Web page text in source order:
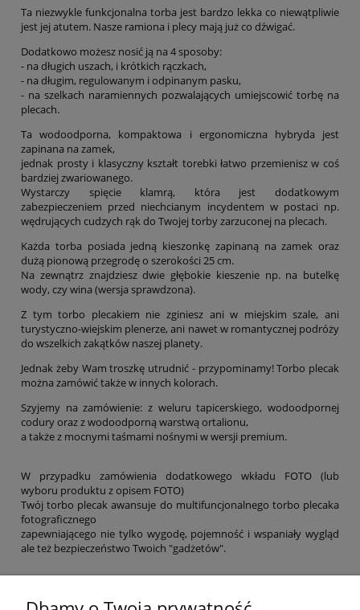
Ta niezwykle funkcjonalna torba jest bardzo lekka co niewątpliwie
jest jej atutem. Nasze ramiona i plecy mają już co dźwigać.
Dodatkowo możesz nosić ją na 4 sposoby:
- na długich uszach, i krótkich rączkach,
- na długim, regulowanym i odpinanym pasku,
- na szelkach naramiennych pozwalających umiejscowić torbę na
plecach.
Ta wodoodporna, kompaktowa i ergonomiczna hybryda jest
zapinana na zamek,
jednak prosty i klasyczny kształt torebki łatwo przemienisz w coś
bardziej zwariowanego.
Wystarczy spięcie klamrą, która jest dodatkowym
zabezpieczeniem przed niechcianym incydentem w postaci np.
wędrujących cudzych rąk do Twojej torby zarzuconej na plecach.
Każda torba posiada jedną kieszonkę zapinaną na zamek oraz
dużą pionową przegrodę o szerokości 25 cm.
Na zewnątrz znajdziesz dwie głębokie kieszenie np. na butelkę
wody, czy wina (wersja sprawdzona).
Z tym torbo plecakiem nie zginiesz ani w miejskim szale, ani
turystyczno-wiejskim plenerze, ani nawet w romantycznej podróży
do wszelkich zakątków naszej planety.
Jednak żeby Wam troszkę utrudnić - przypominamy! Torbo plecak
można zamówić także w innych kolorach.
Szyjemy na zamówienie: z weluru tapicerskiego, wodoodpornej
codury oraz z wodoodporną warstwą ortalionu,
a także z mocnymi taśmami nośnymi w wersji premium.
W przypadku zamówienia dodatkowego wkładu FOTO (lub
wyboru produktu z opisem FOTO)
Twój torbo plecak awansuje do multifuncjonalnego torbo plecaka
fotograficznego
zapewniającego nie tylko wygodę, pojemność i wspaniały wygląd
ale też bezpieczeństwo Twoich "gadżetów".